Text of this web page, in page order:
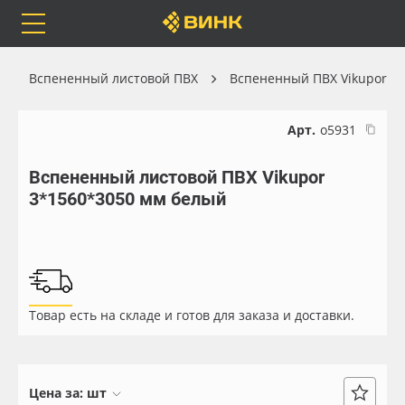
Каталог
Бренды
Доставка
Весь каталог
Самоклеящиеся плёнки
Листовые материалы
Вспененный листовой ПВХ Вспененный ПВХ Vikupor
Арт. о5931
Вспененный листовой ПВХ Vikupor
3*1560*3050 мм белый
Товар есть на складе и готов для заказа и доставки.
Цена за: шт